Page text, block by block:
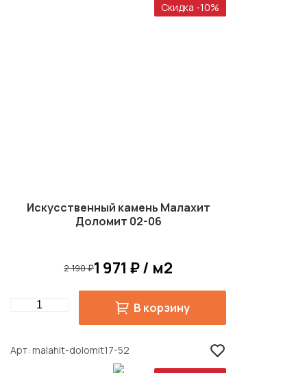
Скидка -10%
Искусственный камень Малахит
Доломит 02-06
2 190 ₽1 971 ₽ / м2
Quantity В корзину
Арт malahit-dolomit17-52